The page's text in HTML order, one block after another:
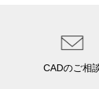
CADのご相